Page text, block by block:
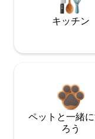
キッチン
ペットと一緒
ろう